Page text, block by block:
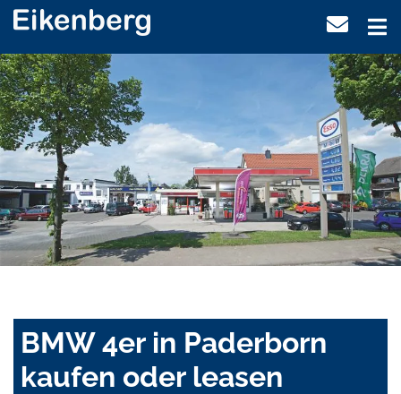
BMW 4er in Paderborn
kaufen oder leasen